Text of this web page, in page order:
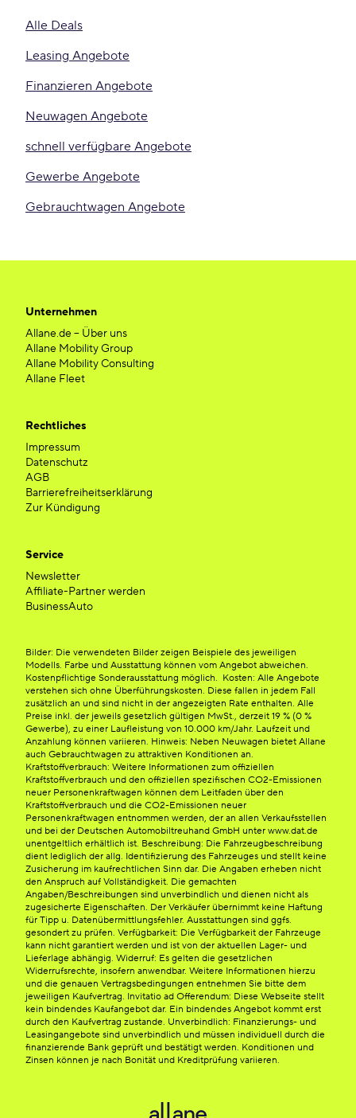
Alle Deals
Leasing Angebote
Finanzieren Angebote
Neuwagen Angebote
schnell verfügbare Angebote
Gewerbe Angebote
Gebrauchtwagen Angebote
Unternehmen
Allane.de – Über uns
Allane Mobility Group
Allane Mobility Consulting
Allane Fleet
Rechtliches
Impressum
Datenschutz
AGB
Barrierefreiheitserklärung
Zur Kündigung
Service
Newsletter
Affiliate-Partner werden
BusinessAuto
Bilder: Die verwendeten Bilder zeigen Beispiele des jeweiligen
Modells. Farbe und Ausstattung können vom Angebot abweichen.
Kostenpflichtige Sonderausstattung möglich. Kosten: Alle Angebote
verstehen sich ohne Überführungskosten. Diese fallen in jedem Fall
zusätzlich an und sind nicht in der angezeigten Rate enthalten. Alle
Preise inkl. der jeweils gesetzlich gültigen MwSt., derzeit 19 % (0 %
Gewerbe), zu einer Laufleistung von 10.000 km/Jahr. Laufzeit und
Anzahlung können variieren. Hinweis: Neben Neuwagen bietet Allane
auch Gebrauchtwagen zu attraktiven Konditionen an.
Kraftstoffverbrauch: Weitere Informationen zum offiziellen
Kraftstoffverbrauch und den offiziellen spezifischen CO2-Emissionen
neuer Personenkraftwagen können dem Leitfaden über den
Kraftstoffverbrauch und die CO2-Emissionen neuer
Personenkraftwagen entnommen werden, der an allen Verkaufsstellen
und bei der Deutschen Automobiltreuhand GmbH unter www.dat.de
unentgeltlich erhältlich ist. Beschreibung: Die Fahrzeugbeschreibung
dient lediglich der allg. Identifizierung des Fahrzeuges und stellt keine
Zusicherung im kaufrechtlichen Sinn dar. Die Angaben erheben nicht
den Anspruch auf Vollständigkeit. Die gemachten
Angaben/Beschreibungen sind unverbindlich und dienen nicht als
zugesicherte Eigenschaften. Der Verkäufer übernimmt keine Haftung
für Tipp u. Datenübermittlungsfehler. Ausstattungen sind ggfs.
gesondert zu prüfen. Verfügbarkeit: Die Verfügbarkeit der Fahrzeuge
kann nicht garantiert werden und ist von der aktuellen Lager- und
Lieferlage abhängig. Widerruf: Es gelten die gesetzlichen
Widerrufsrechte, insofern anwendbar. Weitere Informationen hierzu
und die genauen Vertragsbedingungen entnehmen Sie bitte dem
jeweiligen Kaufvertrag. Invitatio ad Offerendum: Diese Webseite stellt
kein bindendes Kaufangebot dar. Ein bindendes Angebot kommt erst
durch den Kaufvertrag zustande. Unverbindlich: Finanzierungs- und
Leasingangebote sind unverbindlich und müssen individuell durch die
finanzierende Bank geprüft und bestätigt werden. Konditionen und
Zinsen können je nach Bonität und Kreditprüfung variieren.